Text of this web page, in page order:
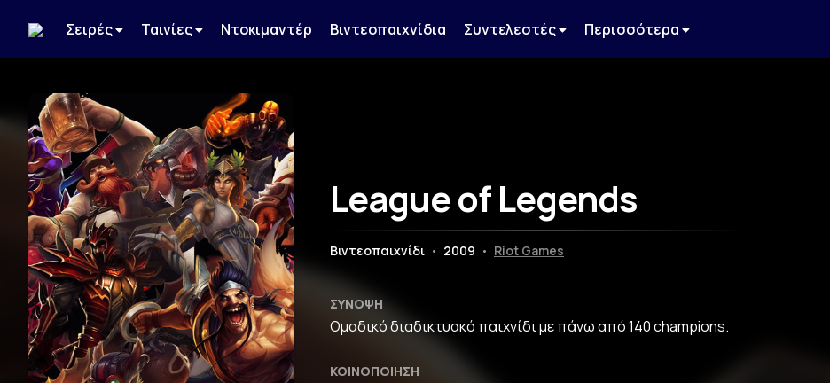
Σειρές Ταινίες Ντοκιμαντέρ Βιντεοπαιχνίδια Συντελεστές Περισσότερα
League of Legends
Βιντεοπαιχνίδι • 2009 • Riot Games
ΣΎΝΟΨΗ
Ομαδικό διαδικτυακό παιχνίδι με πάνω από 140 champions.
ΚΟΙΝΟΠΟΊΗΣΗ